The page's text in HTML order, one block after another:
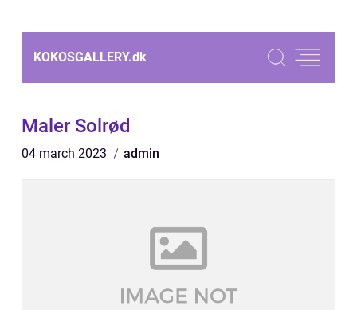
KOKOSGALLERY.dk
Maler Solrød
04 march 2023 admin